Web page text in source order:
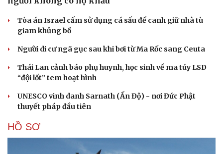
Tòa án Israel cấm sử dụng cá sấu để canh giữ nhà tù
giam khủng bố
Người di cư ngã gục sau khi bơi từ Ma Rốc sang Ceuta
Thái Lan cảnh báo phụ huynh, học sinh về ma túy LSD
“đội lốt” tem hoạt hình
UNESCO vinh danh Sarnath (Ấn Độ) - nơi Đức Phật
thuyết pháp đầu tiên
HỒ SƠ